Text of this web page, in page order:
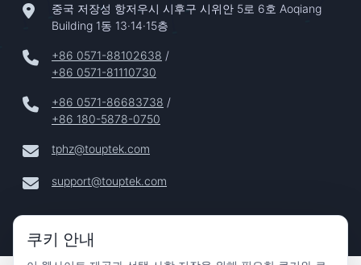
중국 저장성 항저우시 시후구 시위안 5로 6호 Aoqiang
Building 1동 13·14·15층
+86 0571-88102638 /
+86 0571-81110730
+86 0571-86683738 /
+86 180-5878-0750
tphz@touptek.com
support@touptek.com
쿠키 안내